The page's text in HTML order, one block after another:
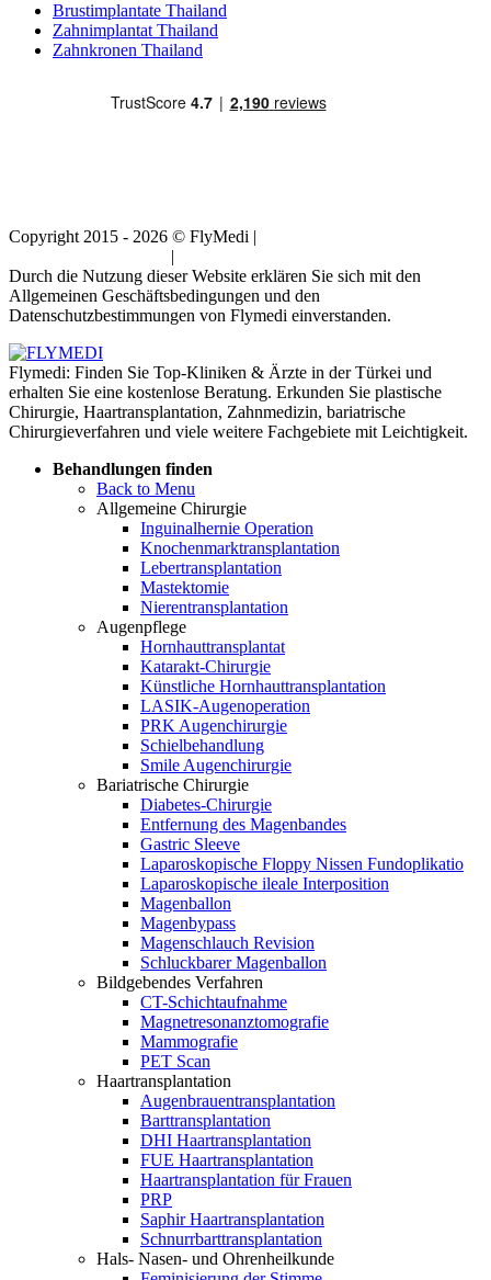
Brustimplantate Thailand
Zahnimplantat Thailand
Zahnkronen Thailand
Copyright 2015 - 2026 © FlyMedi |
|
Durch die Nutzung dieser Website erklären Sie sich mit den
Allgemeinen Geschäftsbedingungen und den
Datenschutzbestimmungen von Flymedi einverstanden.
Flymedi: Finden Sie Top-Kliniken & Ärzte in der Türkei und
erhalten Sie eine kostenlose Beratung. Erkunden Sie plastische
Chirurgie, Haartransplantation, Zahnmedizin, bariatrische
Chirurgieverfahren und viele weitere Fachgebiete mit Leichtigkeit.
Behandlungen finden
Back to Menu
Allgemeine Chirurgie
Inguinalhernie Operation
Knochenmarktransplantation
Lebertransplantation
Mastektomie
Nierentransplantation
Augenpflege
Hornhauttransplantat
Katarakt-Chirurgie
Künstliche Hornhauttransplantation
LASIK-Augenoperation
PRK Augenchirurgie
Schielbehandlung
Smile Augenchirurgie
Bariatrische Chirurgie
Diabetes-Chirurgie
Entfernung des Magenbandes
Gastric Sleeve
Laparoskopische Floppy Nissen Fundoplikatio
Laparoskopische ileale Interposition
Magenballon
Magenbypass
Magenschlauch Revision
Schluckbarer Magenballon
Bildgebendes Verfahren
CT-Schichtaufnahme
Magnetresonanztomografie
Mammografie
PET Scan
Haartransplantation
Augenbrauentransplantation
Barttransplantation
DHI Haartransplantation
FUE Haartransplantation
Haartransplantation für Frauen
PRP
Saphir Haartransplantation
Schnurrbarttransplantation
Hals- Nasen- und Ohrenheilkunde